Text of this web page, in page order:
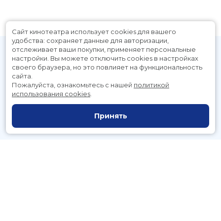
Расписание
Скоро в кино
Служба поддержки
Сайт кинотеатра использует cookies для вашего
удобства: сохраняет данные для авторизации,
отслеживает ваши покупки, применяет персональные
настройки. Вы можете отключить cookies в настройках
своего браузера, но это повлияет на функциональность
сайта.
Пожалуйста, ознакомьтесь с нашей политикой
использования cookies
Принять